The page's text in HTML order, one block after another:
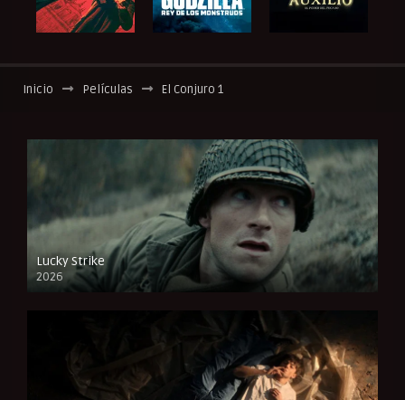
Inicio Películas El Conjuro 1
Lucky Strike
2026
FULL HD